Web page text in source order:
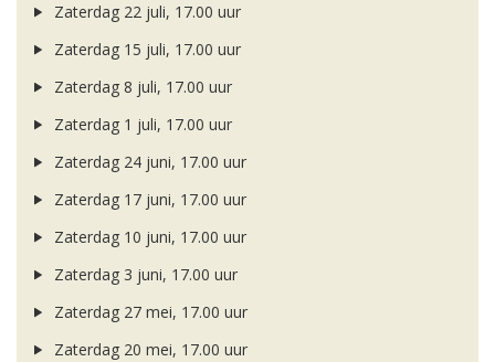
Zaterdag 22 juli, 17.00 uur
Zaterdag 15 juli, 17.00 uur
Zaterdag 8 juli, 17.00 uur
Zaterdag 1 juli, 17.00 uur
Zaterdag 24 juni, 17.00 uur
Zaterdag 17 juni, 17.00 uur
Zaterdag 10 juni, 17.00 uur
Zaterdag 3 juni, 17.00 uur
Zaterdag 27 mei, 17.00 uur
Zaterdag 20 mei, 17.00 uur